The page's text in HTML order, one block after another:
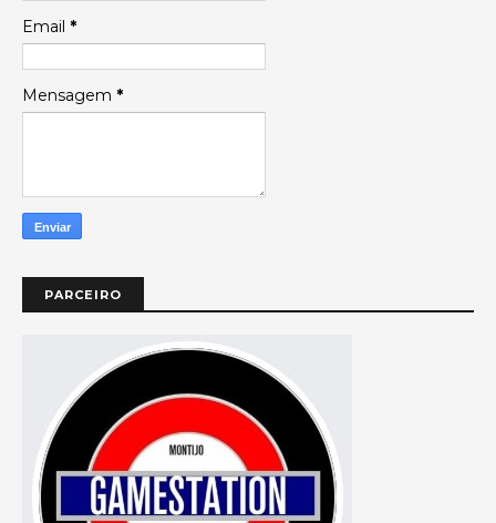
Email *
Mensagem *
PARCEIRO